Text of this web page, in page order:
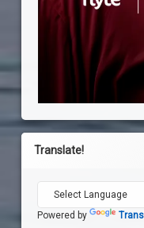
Translate!
Powered by